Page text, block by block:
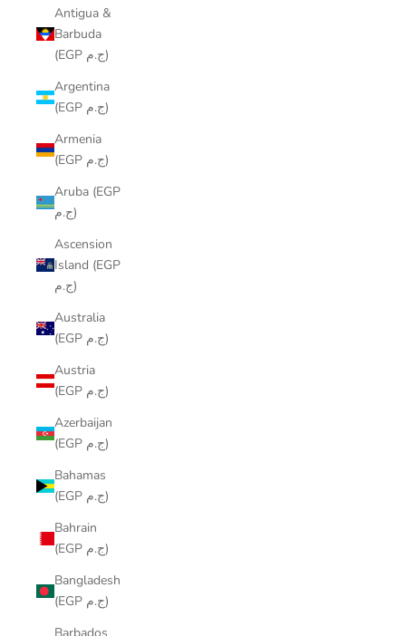
Antigua &
Barbuda
(EGP ج.م)
Argentina
(EGP ج.م)
Armenia
(EGP ج.م)
Aruba (EGP
ج.م)
Ascension
Island (EGP
ج.م)
Australia
(EGP ج.م)
Austria
(EGP ج.م)
Azerbaijan
(EGP ج.م)
Bahamas
(EGP ج.م)
Bahrain
(EGP ج.م)
Bangladesh
(EGP ج.م)